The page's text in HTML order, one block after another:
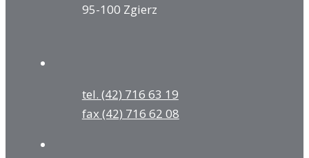
95-100 Zgierz
tel. (42) 716 63 19
fax (42) 716 62 08